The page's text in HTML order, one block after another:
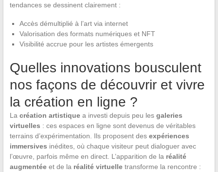
tendances se dessinent clairement :
Accès démultiplié à l’art via internet
Valorisation des formats numériques et NFT
Visibilité accrue pour les artistes émergents
Quelles innovations bousculent
nos façons de découvrir et vivre
la création en ligne ?
La création artistiquea investi depuis peu les galeries
virtuelles : ces espaces en ligne sont devenus de véritables
terrains d’expérimentation. Ils proposent des expériences
immersives inédites, où chaque visiteur peut dialoguer avec
l’œuvre, parfois même en direct. L’apparition de la réalité
augmentéeet de la réalité virtuelletransforme la rencontre :